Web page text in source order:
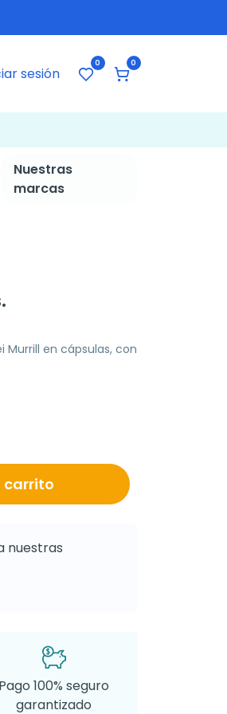
sesión
0 0
Nuestras
marcas
en cápsulas, con
carrito
nuestras
Pago 100% seguro
garantizado